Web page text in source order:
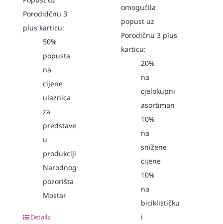
Porodidčnu 3
plus karticu:
50%
popusta
na
cijene
ulaznica
za
predstave
u
produkciji
Narodnog
pozorišta
Mostar
Details
omogućila
popust uz
Porodičnu 3 plus
karticu:
20%
na
cjelokupni
asortiman
10%
na
snižene
cijene
10%
na
biciklističku
i